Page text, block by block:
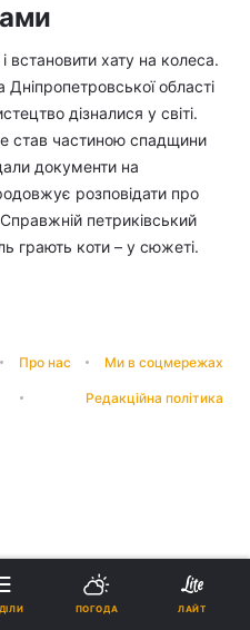
встановити хату на колеса.
області
дізналися у світі.
став частиною спадщини
документи на
розповідати про
петриківський
грають коти – у сюжеті.
Про нас Ми в соцмережах
Редакційна політика
ПОГОДА ЛАЙТ